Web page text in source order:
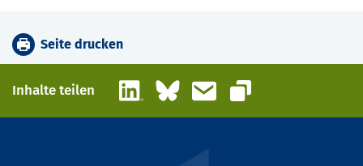
Seite drucken
Inhalte teilen LinkedInBlueskyE-Mail
Link kopieren